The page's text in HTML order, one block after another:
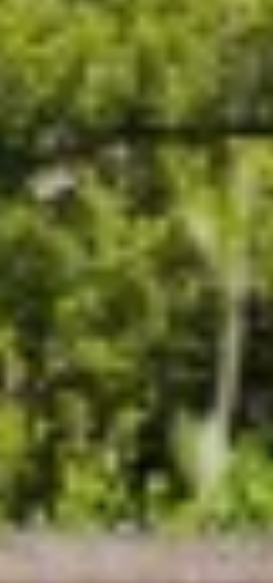
KIAWAH II
KING BENJI
KIRIOS
L'HIPPOCAMPE
LA LOEVIE
LA PERLA
LADY B
LADY ELAINE
LADY ELEGANZA
LADY GITA
LATITUDE
LE VERSEAU
LEGENDARY
LEOPARD
LIFE IS GOOD
LOVE STORY
LUMI
MAGNA GRECIA
MAKANI II
MAMMA MIA
MANE ET NOCTE
MARALLURE
MARE NOSTRUM
MARICAN FOREVER
MARQUISE
MARY-JEAN II
MAXITA
MI ALMA
MIA KAI